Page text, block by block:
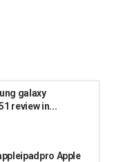
galaxy
review in...
Apple